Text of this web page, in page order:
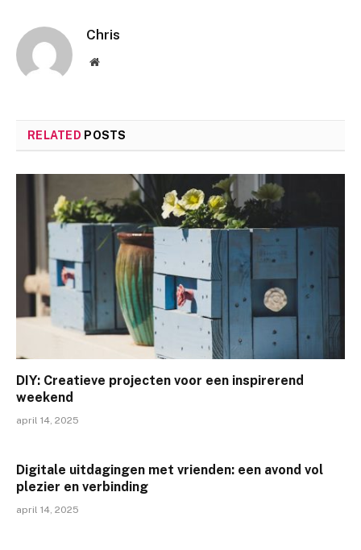
Chris
Website
RELATED POSTS
DIY: Creatieve projecten voor een inspirerend
weekend
april 14, 2025
Digitale uitdagingen met vrienden: een avond vol
plezier en verbinding
april 14, 2025